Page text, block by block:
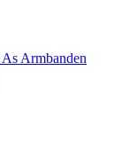
As Armbanden